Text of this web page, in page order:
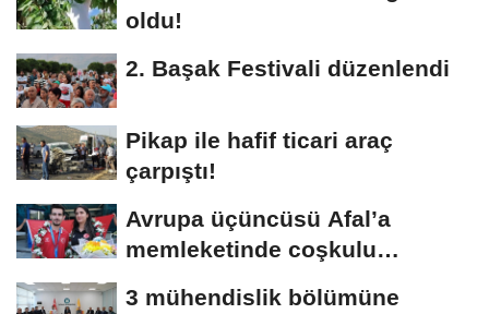
oldu!
2. Başak Festivali düzenlendi
Pikap ile hafif ticari araç
çarpıştı!
Avrupa üçüncüsü Afal’a
memleketinde coşkulu
3 mühendislik bölümüne